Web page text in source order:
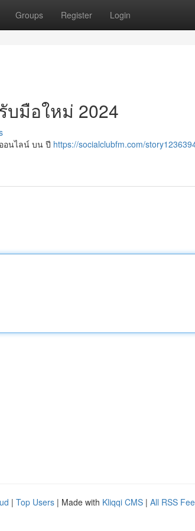
Groups Register Login
มือใหม่ 2024
อนไลน์ บน ปี https://socialclubfm.com/
| Top Users | Made with Kliqqi CMS | All RSS